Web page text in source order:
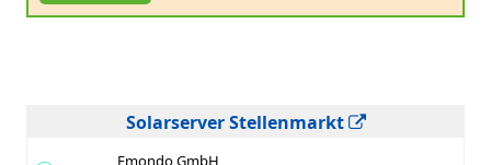
Solarserver Stellenmarkt